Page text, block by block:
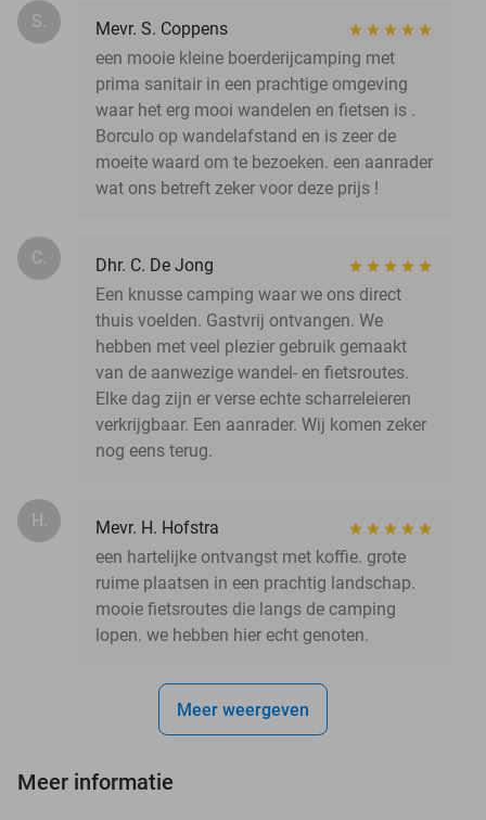
S.
Mevr. S. Coppens
een mooie kleine boerderijcamping met
prima sanitair in een prachtige omgeving
waar het erg mooi wandelen en fietsen is .
Borculo op wandelafstand en is zeer de
moeite waard om te bezoeken. een aanrader
wat ons betreft zeker voor deze prijs !
C.
Dhr. C. De Jong
Een knusse camping waar we ons direct
thuis voelden. Gastvrij ontvangen. We
hebben met veel plezier gebruik gemaakt
van de aanwezige wandel- en fietsroutes.
Elke dag zijn er verse echte scharreleieren
verkrijgbaar. Een aanrader. Wij komen zeker
nog eens terug.
H.
Mevr. H. Hofstra
een hartelijke ontvangst met koffie. grote
ruime plaatsen in een prachtig landschap.
mooie fietsroutes die langs de camping
lopen. we hebben hier echt genoten.
Meer weergeven
Meer informatie